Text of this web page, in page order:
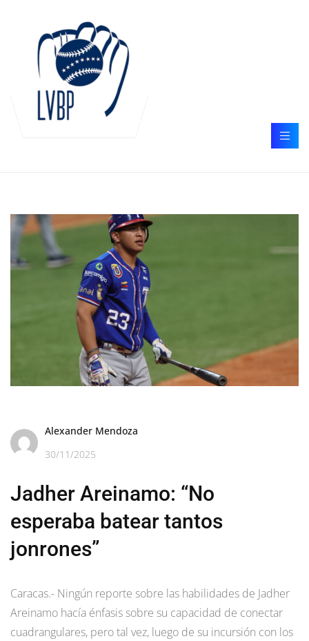
Alexander Mendoza
30/11/2025
Jadher Areinamo: “No
esperaba batear tantos
jonrones”
Caracas.- Ningún reporte sobre las habilidades de Jadher
Areinamo hacía énfasis sobre su capacidad de conectar
cuadrangulares, pero tal vez, luego de su incursión con los